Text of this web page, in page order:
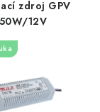
Moja objednávka
zdroj GPV
12V